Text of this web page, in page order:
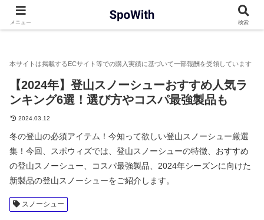
【2024年】登山スノーシューおすすめ
【2024年】登山スノーシューおすすめ人気ラ
ンキング6選！選び方やコスパ最強製品も
2024.03.12
冬の登山の必須アイテム！今知って欲しい登山スノーシュー厳選
集！今回、スポウィズでは、登山スノーシューの特徴、おすすめ
の登山スノーシュー、コスパ最強製品、2024年シーズンに向けた
新製品の登山スノーシューをご紹介します。
スノーシュー
メニュー 検索